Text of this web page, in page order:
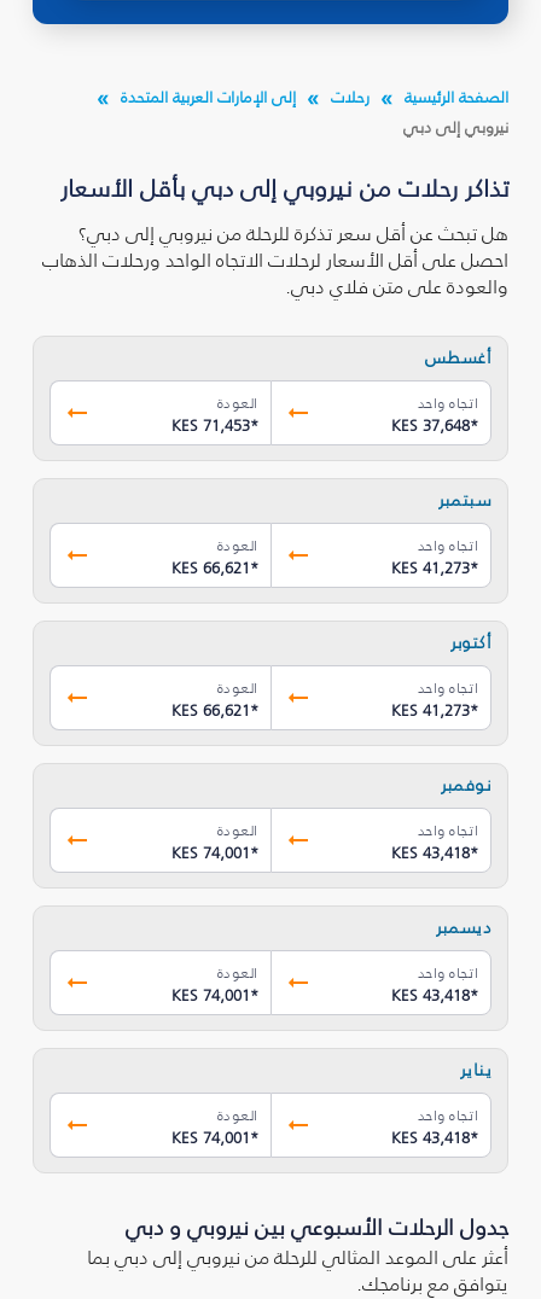
الصفحة الرئيسية رحلات
إلى الإمارات العربية المتحدة
نيروبي إلى دبي
تذاكر رحلات من نيروبي إلى دبي بأقل الأسعار
هل تبحث عن أقل سعر تذكرة للرحلة من نيروبي إلى دبي؟
احصل على أقل الأسعار لرحلات الاتجاه الواحد ورحلات الذهاب
والعودة على متن فلاي دبي.
أغسطس
اتجاه واحد
KES 37,648*
العودة
KES 71,453*
سبتمبر
اتجاه واحد
KES 41,273*
العودة
KES 66,621*
أكتوبر
اتجاه واحد
KES 41,273*
العودة
KES 66,621*
نوفمبر
اتجاه واحد
KES 43,418*
العودة
KES 74,001*
ديسمبر
اتجاه واحد
KES 43,418*
العودة
KES 74,001*
يناير
اتجاه واحد
KES 43,418*
العودة
KES 74,001*
جدول الرحلات الأسبوعي بين نيروبي و دبي
أعثر على الموعد المثالي للرحلة من نيروبي إلى دبي بما
يتوافق مع برنامجك.